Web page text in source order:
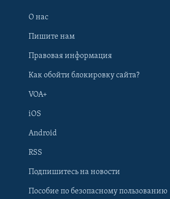
Learning English
О нас
Пишите нам
Правовая информация
Как обойти блокировку сайта?
VOA+
iOS
Android
RSS
Подпишитесь на новости
Пособие по безопасному пользованию